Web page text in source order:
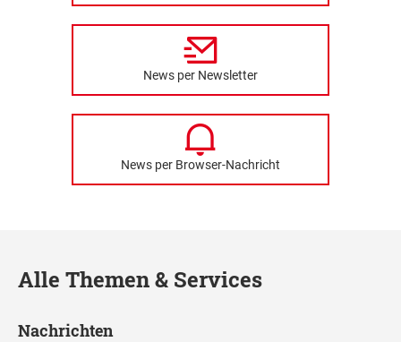
News per Newsletter
News per Browser-Nachricht
Alle Themen & Services
Nachrichten